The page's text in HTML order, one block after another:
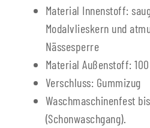
Material Innenstoff:
Modalvlieskern und
Nässesperre
Material Außenstoff:
Verschluss: Gummizug
Waschmaschinenfest
(Schonwaschgang).